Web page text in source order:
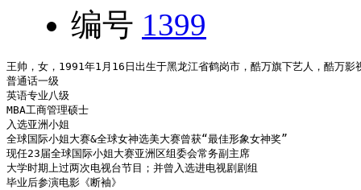
编号 1399
王帅，女，1991年1月16日出生于黑龙江省鹤岗市，酷万旗下艺人，酷万
普通话一级
英语专业八级
MBA工商管理硕士
入选亚洲小姐
全球国际小姐大赛&全球女神选美大赛曾获“最佳形象女神奖”
现任23届全球国际小姐大赛亚洲区组委会常务副主席
大学时期上过两次电视台节目；并曾入选进电视剧剧组
毕业后参演电影《断袖》